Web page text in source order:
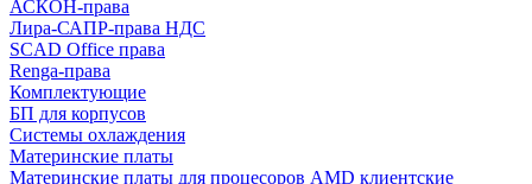
АСКОН-права
Лира-САПР-права НДС
SCAD Office права
Renga-права
Комплектующие
БП для корпусов
Системы охлаждения
Материнские платы
Материнские платы для процесоров AMD клиентские